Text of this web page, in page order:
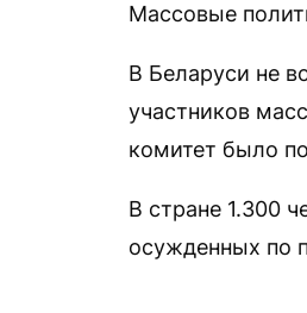
Массовые
В Беларуси не
участников
комитет было
В стране 1.300
осужденных по